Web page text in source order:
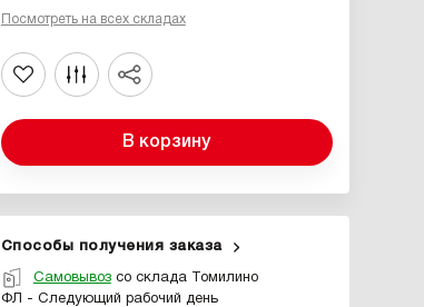
Посмотреть на всех складах
В корзину
Способы получения заказа
Самовывозсо склада Томилино
ФЛ - Следующий рабочий день